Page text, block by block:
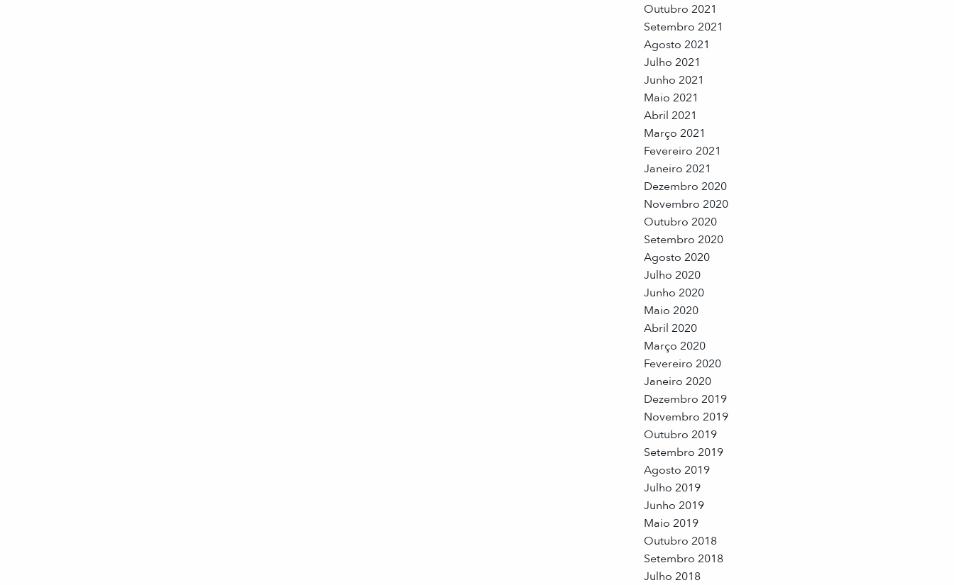
Outubro 2021
Setembro 2021
Agosto 2021
Julho 2021
Junho 2021
Maio 2021
Abril 2021
Março 2021
Fevereiro 2021
Janeiro 2021
Dezembro 2020
Novembro 2020
Outubro 2020
Setembro 2020
Agosto 2020
Julho 2020
Junho 2020
Maio 2020
Abril 2020
Março 2020
Fevereiro 2020
Janeiro 2020
Dezembro 2019
Novembro 2019
Outubro 2019
Setembro 2019
Agosto 2019
Julho 2019
Junho 2019
Maio 2019
Outubro 2018
Setembro 2018
Julho 2018